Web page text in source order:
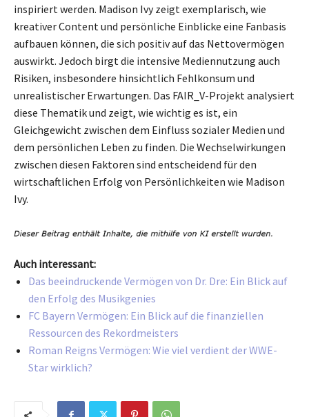
inspiriert werden. Madison Ivy zeigt exemplarisch, wie
kreativer Content und persönliche Einblicke eine Fanbasis
aufbauen können, die sich positiv auf das Nettovermögen
auswirkt. Jedoch birgt die intensive Mediennutzung auch
Risiken, insbesondere hinsichtlich Fehlkonsum und
unrealistischer Erwartungen. Das FAIR_V-Projekt analysiert
diese Thematik und zeigt, wie wichtig es ist, ein
Gleichgewicht zwischen dem Einfluss sozialer Medien und
dem persönlichen Leben zu finden. Die Wechselwirkungen
zwischen diesen Faktoren sind entscheidend für den
wirtschaftlichen Erfolg von Persönlichkeiten wie Madison
Ivy.
Auch interessant:
Das beeindruckende Vermögen von Dr. Dre: Ein Blick auf
den Erfolg des Musikgenies
FC Bayern Vermögen: Ein Blick auf die finanziellen
Ressourcen des Rekordmeisters
Roman Reigns Vermögen: Wie viel verdient der WWE-
Star wirklich?